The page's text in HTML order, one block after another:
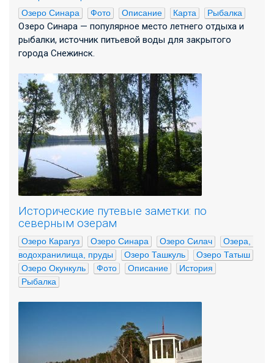
Озеро Синара Фото Описание Карта Рыбалка
Озеро Синара — популярное место летнего отдыха и
рыбалки, источник питьевой воды для закрытого
города Снежинск.
Исторические путевые заметки: по
северным озерам
Озеро Карагуз Озеро Синара Озеро Силач
Озера,
водохранилища, пруды
Озеро Ташкуль
Озеро Татыш
Озеро Окункуль
Фото Описание
История
Рыбалка